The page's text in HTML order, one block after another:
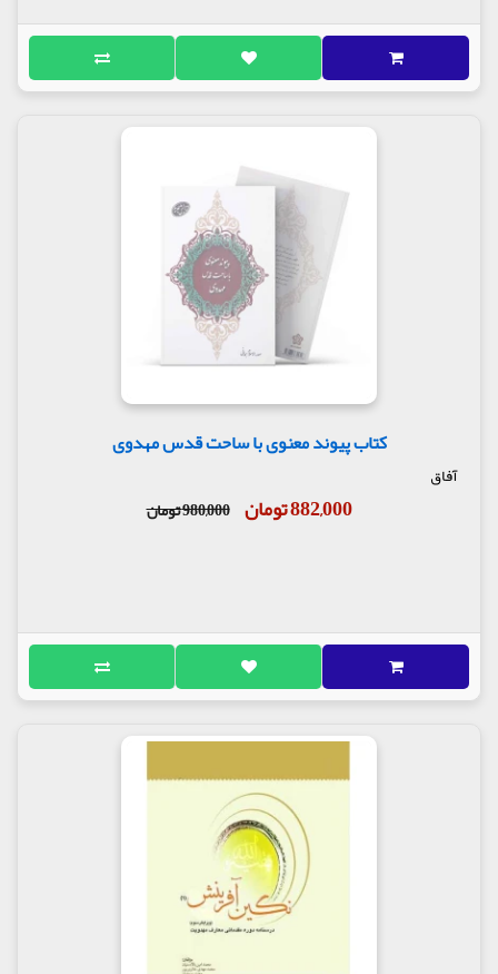
یافت، اما با ظهور دوازدهمین وصی خداوند بر زمین، 25
باب از از ابواب علوم بر بشر گشوده می‌شود. بر پایه این
حدیث، درمان برخی بیماری‌های صعب‌العلاج نظیر سرطان
در هنگام ظهور مانند درمان بیماری سرماخوردگی آسان
در روایات ائمه(ع) آمده است که در دوران پس از ظهور
امام عمر آدمی بسیار افزایش خواهد یافت، به طوری که
افراد، نسل هزارم خود را خواهند دید و سپس از دنیا
مولف : محمد رضا رمزی اوحدی
ناشر : انتشارات سعید نوین
کتاب پیوند معنوی با ساحت قدس مهدوی
آفاق
882,000 تومان 980,000 تومان